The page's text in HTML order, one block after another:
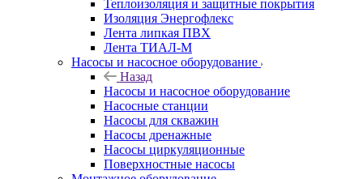
Теплоизоляция и защитные покрытия
Изоляция Энергофлекс
Лента липкая ПВХ
Лента ТИАЛ-М
Насосы и насосное оборудование
Назад
Насосы и насосное оборудование
Насосные станции
Насосы для скважин
Насосы дренажные
Насосы циркуляционные
Поверхностные насосы